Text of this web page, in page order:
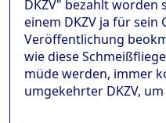
DKZV" bezahlt worden
einem DKZV ja für sein
Veröffentlichung
wie diese
müde werden, immer
umgekehrter DKZV,